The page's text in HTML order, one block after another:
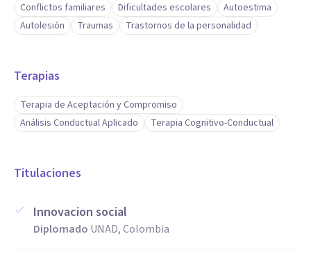
Conflictos familiares
Dificultades escolares
Autoestima
Autolesión
Traumas Trastornos de la personalidad
Terapias
Terapia de Aceptación y Compromiso
Análisis Conductual Aplicado
Terapia Cognitivo-Conductual
Titulaciones
Innovacion social
Diplomado UNAD, Colombia